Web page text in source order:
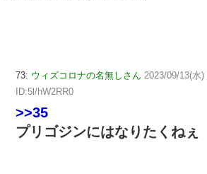
73: ウィズコロナの名無しさん 2023/09/13(水
ID:5l/hW2RR0
>>35
プリゴジンにはなりたくねぇ